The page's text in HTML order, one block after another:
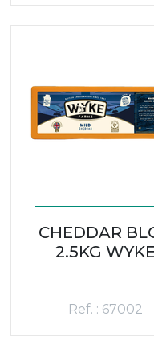
CHEDDAR
2.5KG WYKE
Ref. : 67002